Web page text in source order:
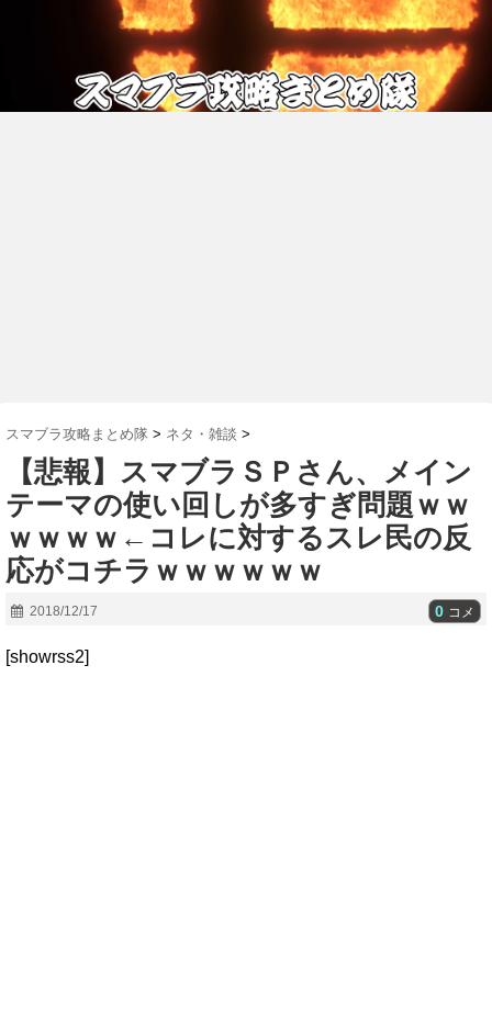
スマブラ攻略まとめ隊 > ネタ・雑談 >
【悲報】スマブラＳＰさん、メイン
テーマの使い回しが多すぎ問題ｗｗ
ｗｗｗｗ←コレに対するスレ民の反
応がコチラｗｗｗｗｗｗ
2018/12/17 0 コメ
[showrss2]